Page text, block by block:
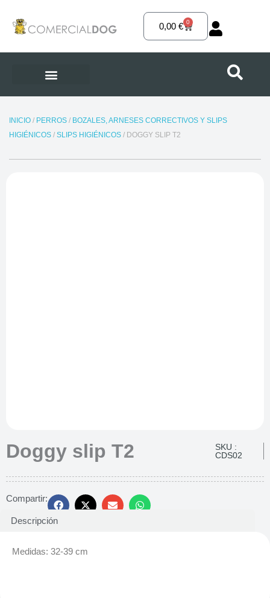
contenido
0,00€ 0
Carrito
INICIO/ PERROS/ BOZALES, ARNESES CORRECTIVOS Y SLIPS
HIGIÉNICOS/ SLIPS HIGIÉNICOS/ DOGGY SLIP T2
Doggy slip T2
SKU :
CDS02
Compartir:
Descripción
Medidas: 32-39 cm